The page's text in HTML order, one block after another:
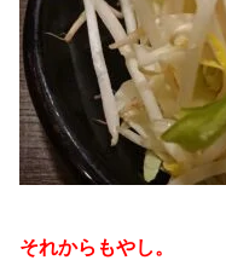
それからもやし。